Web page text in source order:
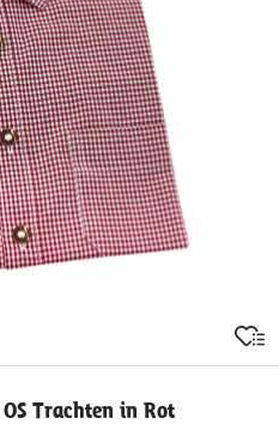
Trachten in Rot